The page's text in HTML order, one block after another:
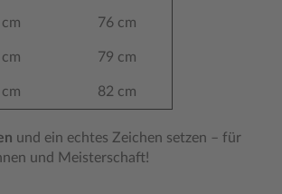
76 cm
79 cm
82 cm
und ein echtes Zeichen setzen – für
und Meisterschaft!